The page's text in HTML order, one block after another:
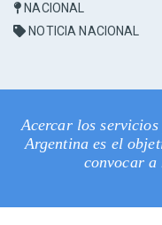
NACIONAL
NOTICIA NACIONAL
Acercar los
Argentina es el
convocar a